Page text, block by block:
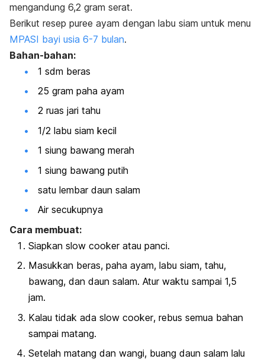
mengandung 6,2 gram serat.
Berikut resep puree ayam dengan labu siam untuk menu
MPASI bayi usia 6-7 bulan.
Bahan-bahan:
1 sdm beras
25 gram paha ayam
2 ruas jari tahu
1/2 labu siam kecil
1 siung bawang merah
1 siung bawang putih
satu lembar daun salam
Air secukupnya
Cara membuat:
Siapkan slow cookeratau panci.
Masukkan beras, paha ayam, labu siam, tahu,
bawang, dan daun salam. Atur waktu sampai 1,5
jam.
Kalau tidak ada slow cooker, rebus semua bahan
sampai matang.
Setelah matang dan wangi, buang daun salam lalu